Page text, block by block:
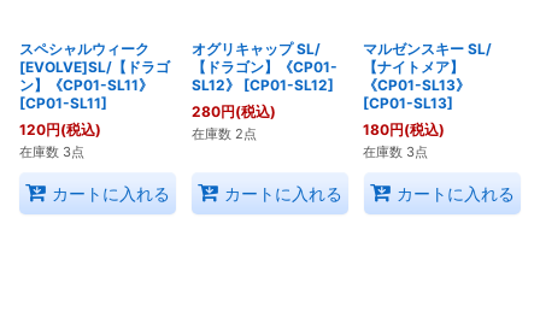
スペシャルウィーク
[EVOLVE]SL/【ドラゴ
ン】《CP01-SL11》
[CP01-SL11]
120円(税込)
在庫数 3点
カートに入れる
オグリキャップ SL/
【ドラゴン】《CP01-
SL12》
[CP01-SL12]
280円(税込)
在庫数 2点
カートに入れる
マルゼンスキー SL/
【ナイトメア】
《CP01-SL13》
[CP01-SL13]
180円(税込)
在庫数 3点
カートに入れる